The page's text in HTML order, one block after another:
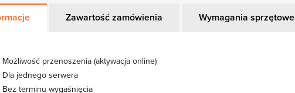
Zawartość zamówienia Wymagania sprzętowe
Możliwość przenoszenia (aktywacja online)
Dla jednego serwera
Bez terminu wygaśnięcia